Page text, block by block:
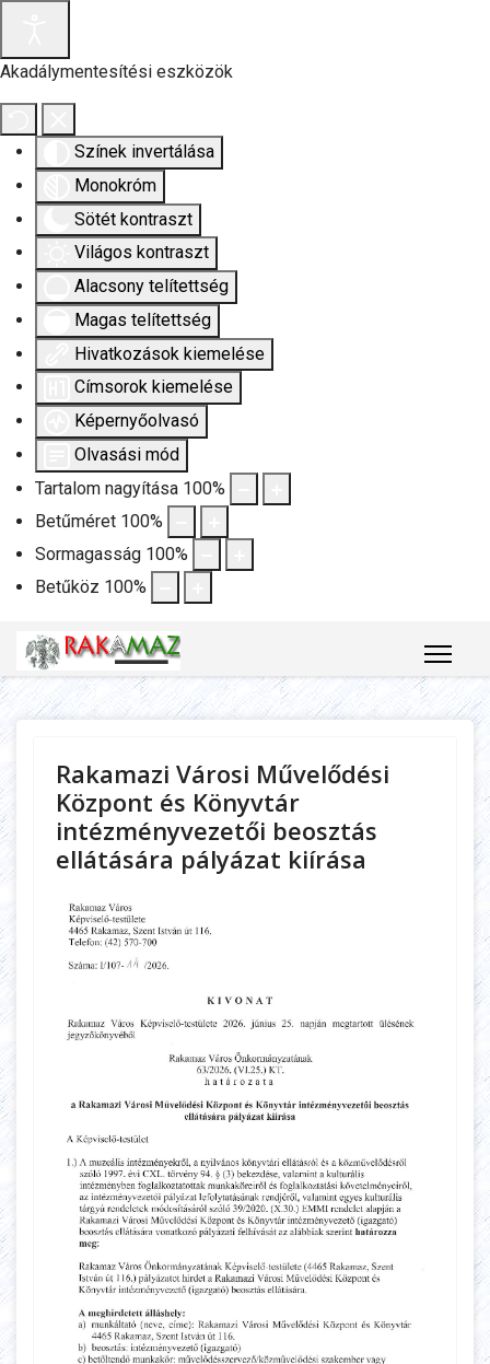
Akadálymentesítési eszközök
Színek invertálása
Monokróm
Sötét kontraszt
Világos kontraszt
Alacsony telítettség
Magas telítettség
Hivatkozások kiemelése
Címsorok kiemelése
Képernyőolvasó
Olvasási mód
Tartalom nagyítása 100%
Betűméret 100%
Sormagasság 100%
Betűköz 100%
Rakamazi Városi Művelődési
Központ és Könyvtár
intézményvezetői beosztás
ellátására pályázat kiírása